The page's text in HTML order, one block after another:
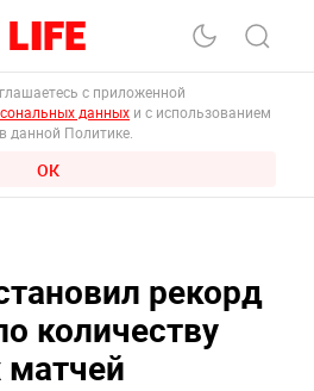
с приложенной
данных и с использованием
данной Политике.
ОК
рекорд
количеству